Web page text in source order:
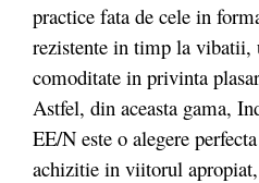
practice fata de cele in
rezistente in timp la vibatii,
comoditate in privinta
Astfel, din aceasta gama,
EE/N este o alegere
achizitie in viitorul